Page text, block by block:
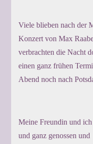
Viele blieben nach der
Konzert von Max
verbrachten die Nacht
einen ganz frühen
Abend noch nach
Meine Freundin und
und ganz genossen und